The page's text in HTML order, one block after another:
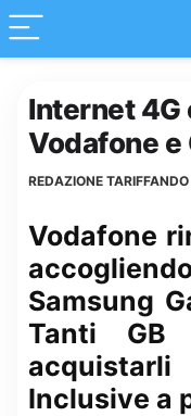
Internet 4G
Vodafone e
REDAZIONE TARIFFANDO
Vodafone
Samsung
Tanti GB
Inclusive a